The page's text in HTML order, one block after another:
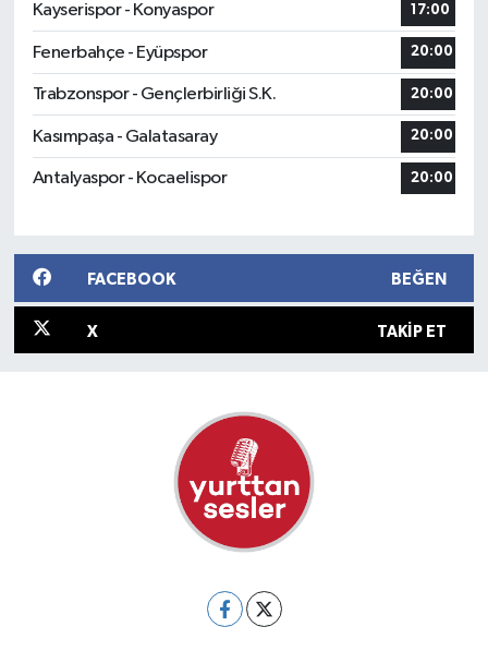
Kayserispor - Konyaspor
17:00
Fenerbahçe - Eyüpspor 20:00
Trabzonspor - Gençlerbirliği S.K. 20:00
Kasımpaşa - Galatasaray 20:00
Antalyaspor - Kocaelispor 20:00
FACEBOOK BEĞEN
X TAKIP ET